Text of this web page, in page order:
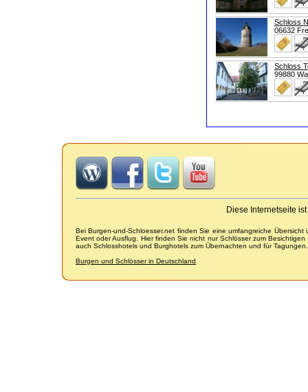
Schloss
06632
Schloss
99880
Diese Internetseite
Bei Burgen-und-Schloesser.net finden Sie eine umfangreiche
Event oder Ausflug. Hier finden Sie nicht nur Schlösser zum
auch Schlosshotels und Burghotels zum Übernachten und für Tagungen.
Burgen und Schlösser in Deutschland